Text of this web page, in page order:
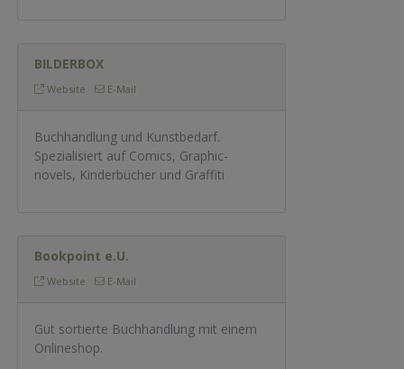
BILDERBOX
Website E-Mail
Buchhandlung und Kunstbedarf.
Spezialisiert auf Comics, Graphic-
novels, Kinderbücher und Graffiti
Bookpoint e.U.
Website E-Mail
Gut sortierte Buchhandlung mit einem
Onlineshop.